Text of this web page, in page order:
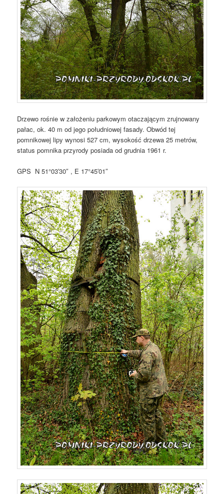
Drzewo rośnie w założeniu parkowym otaczającym zrujnowany
pałac, ok. 40 m od jego południowej fasady. Obwód tej
pomnikowej lipy wynosi 527 cm, wysokość drzewa 25 metrów,
status pomnika przyrody posiada od grudnia 1961 r.
GPS N 51°03′30″ , E 17°45′01″